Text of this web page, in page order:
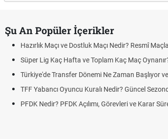
Şu An Popüler İçerikler
Maçı ve Dostluk Maçı Nedir? Resmî Maçlardan
Lig Kaç Hafta ve Toplam Kaç Maç Oynanır?
Transfer Dönemi Ne Zaman Başlıyor ve Bitiyor?
Oyuncu Kuralı Nedir? Güncel Sezonda Nasıl
Nedir? PFDK Açılımı, Görevleri ve Karar Süreci